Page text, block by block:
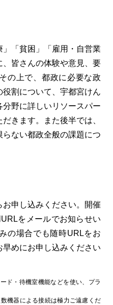
」「貧困」「雇用・自営業
皆さんの体験や意見、要
の上で、都政に必要な政
割について、宇都宮けん
野に詳しいリソースパー
きます。また後半では、
ない都政全般の課題につ
申し込みください。開催
をメールでお知らせい
の場合でも随時URLをお
めにお申し込みください
ド・待機室機能などを使い、プラ
機器による接続は極力ご遠慮くだ